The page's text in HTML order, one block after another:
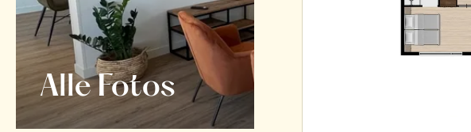
Alle Fotos